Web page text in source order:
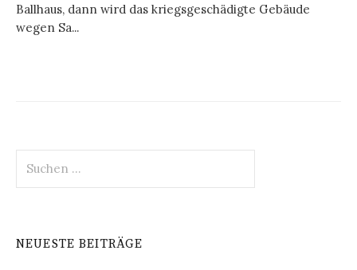
Ballhaus, dann wird das kriegsgeschädigte Gebäude
wegen Sa...
nach:
NEUESTE BEITRÄGE